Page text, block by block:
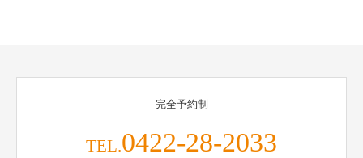
完全予約制
TEL.0422-28-2033